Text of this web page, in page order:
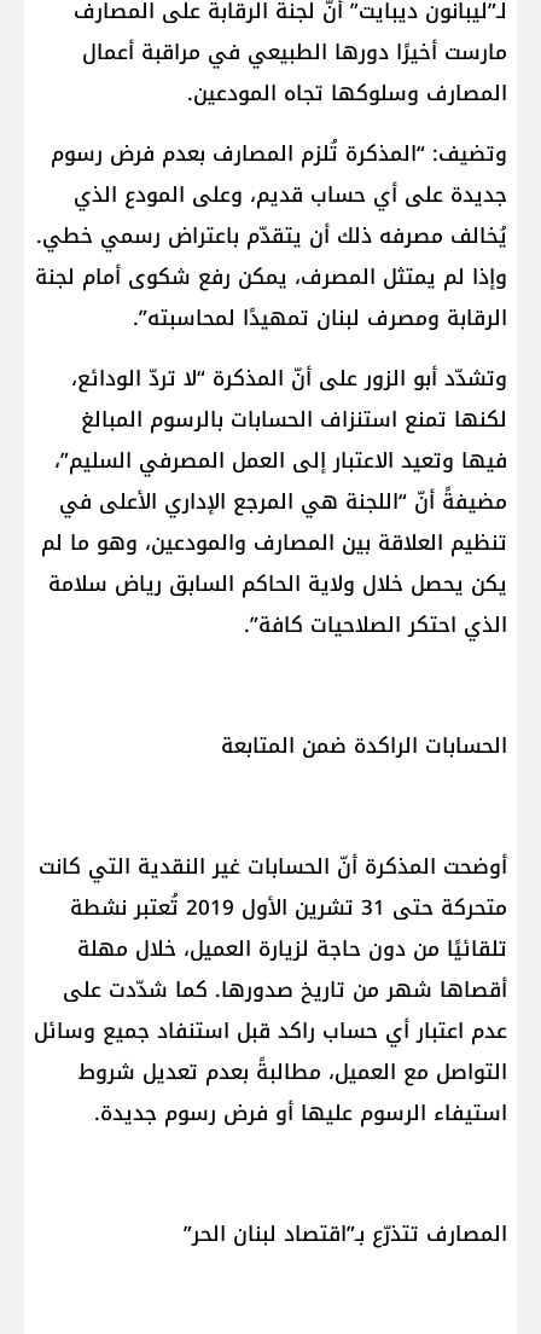
لـ”ليبانون ديبايت” أنّ لجنة الرقابة على المصارف
مارست أخيرًا دورها الطبيعي في مراقبة أعمال
المصارف وسلوكها تجاه المودعين.
وتضيف: “المذكرة تُلزم المصارف بعدم فرض رسوم
جديدة على أي حساب قديم، وعلى المودع الذي
يُخالف مصرفه ذلك أن يتقدّم باعتراض رسمي خطي.
وإذا لم يمتثل المصرف، يمكن رفع شكوى أمام لجنة
الرقابة ومصرف لبنان تمهيدًا لمحاسبته”.
وتشدّد أبو الزور على أنّ المذكرة “لا تردّ الودائع،
لكنها تمنع استنزاف الحسابات بالرسوم المبالغ
فيها وتعيد الاعتبار إلى العمل المصرفي السليم”،
مضيفةً أنّ “اللجنة هي المرجع الإداري الأعلى في
تنظيم العلاقة بين المصارف والمودعين، وهو ما لم
يكن يحصل خلال ولاية الحاكم السابق رياض سلامة
الذي احتكر الصلاحيات كافة”.
الحسابات الراكدة ضمن المتابعة
أوضحت المذكرة أنّ الحسابات غير النقدية التي كانت
متحركة حتى 31 تشرين الأول 2019 تُعتبر نشطة
تلقائيًا من دون حاجة لزيارة العميل، خلال مهلة
أقصاها شهر من تاريخ صدورها. كما شدّدت على
عدم اعتبار أي حساب راكد قبل استنفاد جميع وسائل
التواصل مع العميل، مطالبةً بعدم تعديل شروط
استيفاء الرسوم عليها أو فرض رسوم جديدة.
المصارف تتذرّع بـ”اقتصاد لبنان الحر”